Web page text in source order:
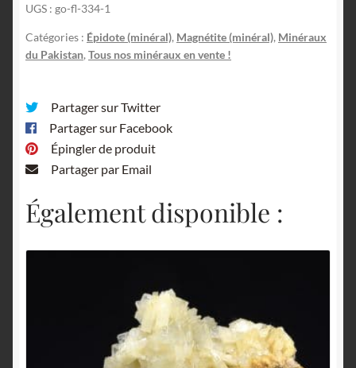
Pakistan.
UGS : go-fl-334-1
Catégories : Épidote (minéral), Magnétite (minéral), Minéraux
du Pakistan, Tous nos minéraux en vente !
Partager sur Twitter
Partager sur Facebook
Épingler de produit
Partager par Email
Également disponible :